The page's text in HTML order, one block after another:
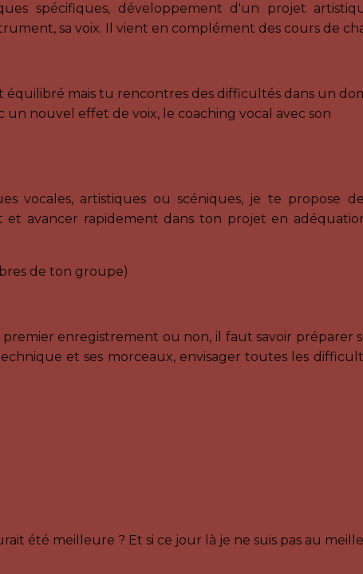
spécifiques, développement d'un projet
sa voix. Il vient en complément des cours de
mais tu rencontres des difficultés dans un
nouvel effet de voix, le coaching vocal avec son
artistiques ou scéniques, je te propose
et avancer rapidement dans ton projet en
de ton groupe)
premier enregistrement ou non, il faut savoir préparer
et ses morceaux, envisager toutes les
été meilleure ? Et si ce jour là je ne suis pas au